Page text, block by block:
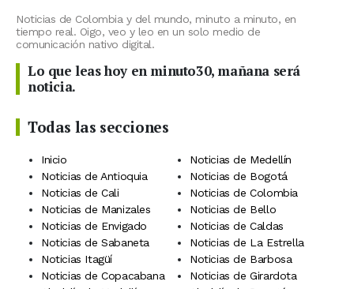
Noticias de Colombia y del mundo, minuto a minuto, en
tiempo real. Oigo, veo y leo en un solo medio de
comunicación nativo digital.
Lo que leas hoy en minuto30, mañana será
noticia.
Todas las secciones
Inicio
Noticias de Medellín
Noticias de Antioquia
Noticias de Bogotá
Noticias de Cali
Noticias de Colombia
Noticias de Manizales
Noticias de Bello
Noticias de Envigado
Noticias de Caldas
Noticias de Sabaneta
Noticias de La Estrella
Noticias Itagüí
Noticias de Barbosa
Noticias de Copacabana
Noticias de Girardota